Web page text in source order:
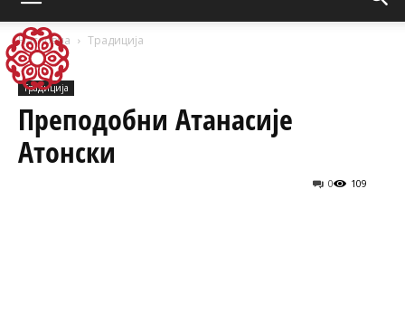
Насловна Традиција
Традиција
Преподобни Атанасије
Атонски
109
0